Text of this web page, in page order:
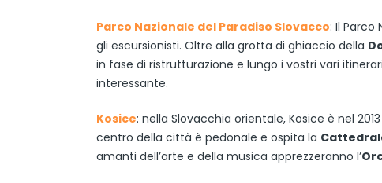
Parco Nazionale del Paradiso Slovacco: Il Parco
gli escursionisti. Oltre alla grotta di ghiaccio della
in fase di ristrutturazione e lungo i vostri vari
interessante.
Kosice: nella Slovacchia orientale, Kosice è nel
centro della città è pedonale e ospita la
amanti dell’arte e della musica apprezzeranno l’